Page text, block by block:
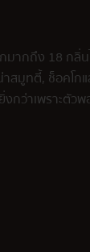
มากถึง 18 กลิ่
สมูทตี้, ช็อคโ
กว่าเพราะตั